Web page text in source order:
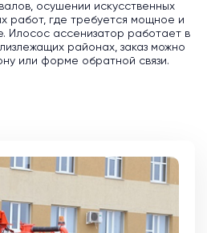
осушении искусственных
работ, где требуется мощное и
Илосос ассенизатор работает в
районах, заказ можно
или форме обратной связи.